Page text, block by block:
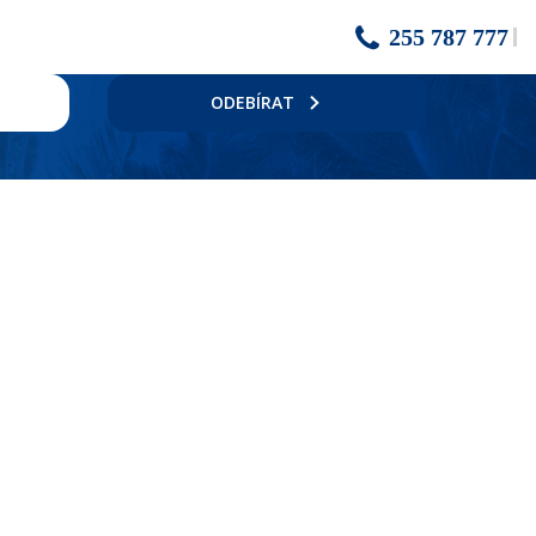
255 787 777
Club Dinarobin), 2 bary, obchod se suvenýry, business centrum,
prkno, wifi zdarma, cca 65m2
ODEBÍRAT